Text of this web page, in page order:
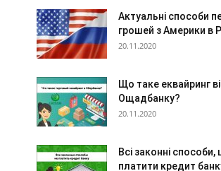
Актуальні способи
грошей з Америки в
20.11.2020
Що таке еквайринг
Ощадбанку?
20.11.2020
Всі законні
платити кредит